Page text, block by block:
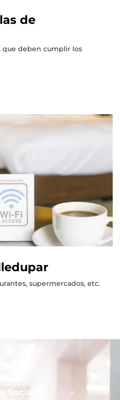
de
que deben cumplir los
supermercados, etc.
Sociales